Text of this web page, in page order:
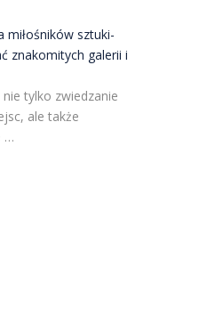
miłośników sztuki-
znakomitych galerii i
tylko zwiedzanie
ale także
…